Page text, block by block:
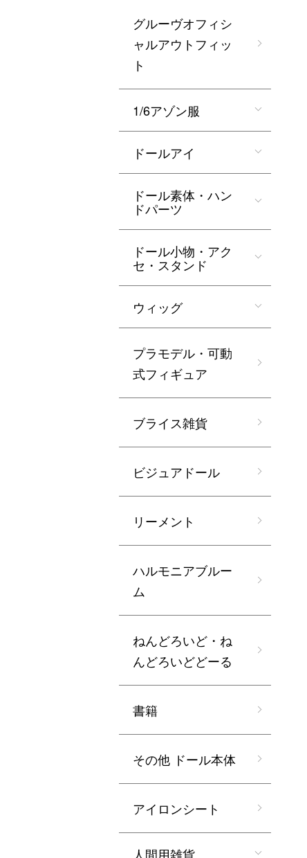
グルーヴオフィシ
ャルアウトフィッ
ト
1/6アゾン服
ドールアイ
ドール素体・ハン
ドパーツ
ドール小物・アク
セ・スタンド
ウィッグ
プラモデル・可動
式フィギュア
ブライス雑貨
ビジュアドール
リーメント
ハルモニアブルー
ム
ねんどろいど・ね
んどろいどどーる
書籍
その他 ドール本体
アイロンシート
人間用雑貨